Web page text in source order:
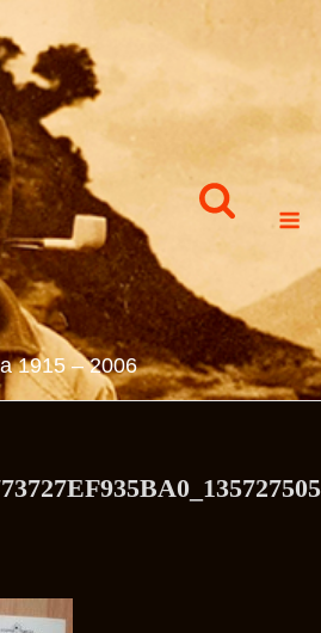
1915 – 2006